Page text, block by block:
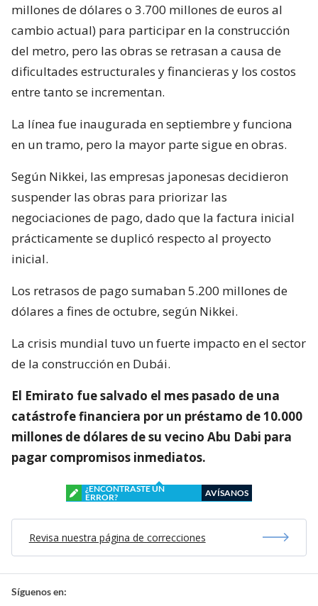
millones de dólares o 3.700 millones de euros al
cambio actual) para participar en la construcción
del metro, pero las obras se retrasan a causa de
dificultades estructurales y financieras y los costos
entre tanto se incrementan.
La línea fue inaugurada en septiembre y funciona
en un tramo, pero la mayor parte sigue en obras.
Según Nikkei, las empresas japonesas decidieron
suspender las obras para priorizar las
negociaciones de pago, dado que la factura inicial
prácticamente se duplicó respecto al proyecto
inicial.
Los retrasos de pago sumaban 5.200 millones de
dólares a fines de octubre, según Nikkei.
La crisis mundial tuvo un fuerte impacto en el sector
de la construcción en Dubái.
El Emirato fue salvado el mes pasado de una
catástrofe financiera por un préstamo de 10.000
millones de dólares de su vecino Abu Dabi para
pagar compromisos inmediatos.
¿ENCONTRASTE UN
ERROR?
AVÍSANOS
Revisa nuestra página de correcciones
Síguenos en: